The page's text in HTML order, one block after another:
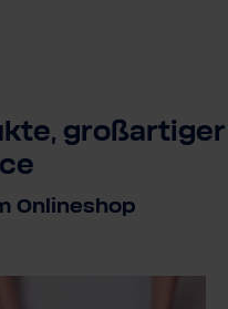
großartiger
Onlineshop